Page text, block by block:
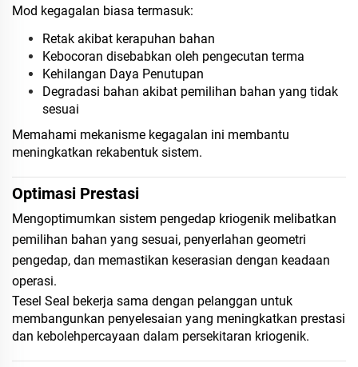
Mod kegagalan biasa termasuk:
Retak akibat kerapuhan bahan
Kebocoran disebabkan oleh pengecutan terma
Kehilangan Daya Penutupan
Degradasi bahan akibat pemilihan bahan yang tidak
sesuai
Memahami mekanisme kegagalan ini membantu
meningkatkan rekabentuk sistem.
Optimasi Prestasi
Mengoptimumkan sistem pengedap kriogenik melibatkan
pemilihan bahan yang sesuai, penyerlahan geometri
pengedap, dan memastikan keserasian dengan keadaan
operasi.
Tesel Seal bekerja sama dengan pelanggan untuk
membangunkan penyelesaian yang meningkatkan prestasi
dan kebolehpercayaan dalam persekitaran kriogenik.